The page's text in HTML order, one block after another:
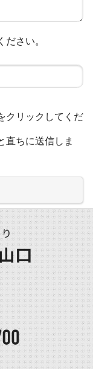
さい。
クリックしてくだ
直ちに送信しま